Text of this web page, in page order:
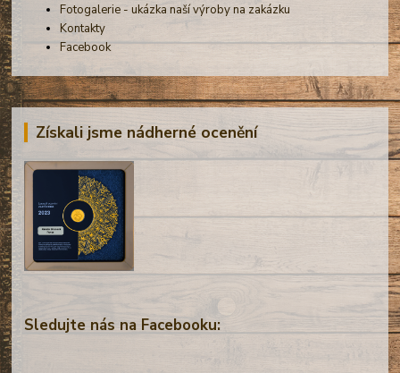
Fotogalerie - ukázka naší výroby na zakázku
Kontakty
Facebook
Získali jsme nádherné ocenění
Sledujte nás na Facebooku: